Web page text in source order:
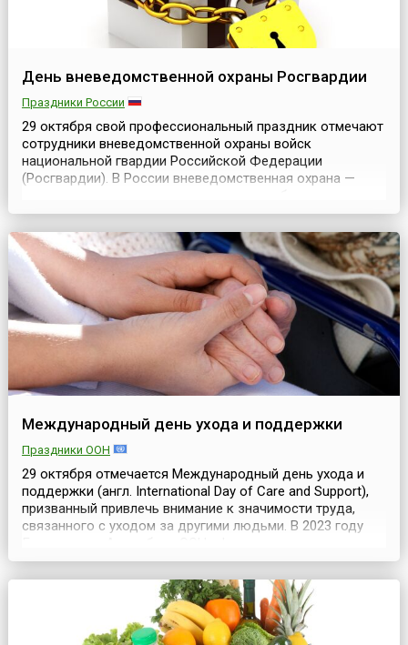
День вневедомственной охраны Росгвардии
Праздники России
29 октября свой профессиональный праздник отмечают
сотрудники вневедомственной охраны войск
национальной гвардии Российской Федерации
(Росгвардии). В России вневедомственная охрана —
структурным подразделением Национальной гвардии
России (которая была создана в 2016 году),
осуществляет охрану объектов, подлежащих
обязательной охране, особо важн...
Международный день ухода и поддержки
Праздники ООН
29 октября отмечается Международный день ухода и
поддержки (англ. International Day of Care and Support),
призванный привлечь внимание к значимости труда,
связанного с уходом за другими людьми. В 2023 году
провозгласила эту международную дату в своей
резолюции A/RES/77/317. Данное решение
перекликается с глобальной инициативой ООН
«Поколение равенства» (анг...